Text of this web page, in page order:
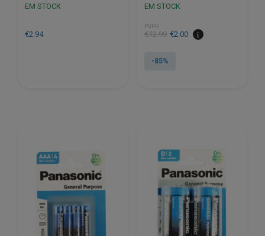
EM STOCK
€2.94
EM STOCK
PVPR
€12.99
O
original
€2.00
O
atual
-85%